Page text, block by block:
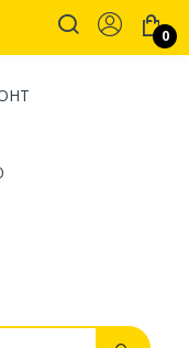
Account
0